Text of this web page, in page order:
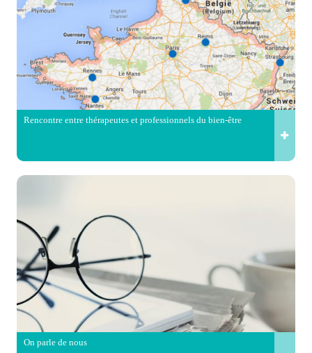
Rencontre entre thérapeutes et professionnels du bien-être
On parle de nous